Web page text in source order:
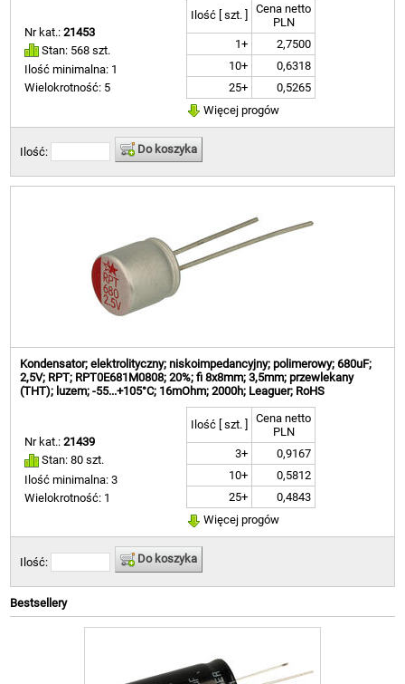
Nr kat.:21453
Stan: 568 szt.
Ilość minimalna: 1
Wielokrotność: 5
Ilość [ szt. ]
Cena netto
PLN
1+
2,7500
10+
0,6318
25+
0,5265
Więcej progów
Ilość: Do koszyka
Kondensator; elektrolityczny; niskoimpedancyjny; polimerowy; 680uF;
2,5V; RPT; RPT0E681M0808; 20%; fi 8x8mm; 3,5mm; przewlekany
(THT); luzem; -55...+105°C; 16mOhm; 2000h; Leaguer; RoHS
Nr kat.:21439
Stan: 80 szt.
Ilość minimalna: 3
Wielokrotność: 1
Ilość [ szt. ]
Cena netto
PLN
3+
0,9167
10+
0,5812
25+
0,4843
Więcej progów
Ilość: Do koszyka
Bestsellery